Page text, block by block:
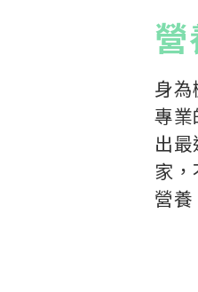
身為
專業
出
家
營養